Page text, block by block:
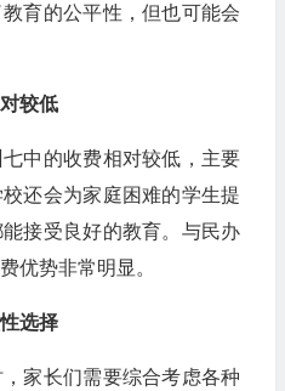
育的公平性，但也可能会
较低
中的收费相对较低，主要
还会为家庭困难的学生提
接受良好的教育。与民办
优势非常明显。
选择
家长们需要综合考虑各种